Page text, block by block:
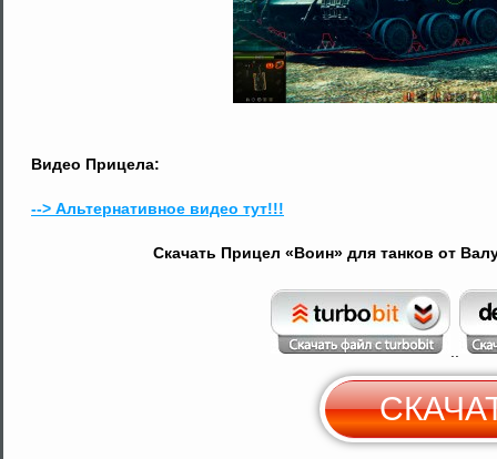
Видео Прицела:
--> Альтернативное видео тут!!!
Скачать Прицел «Воин» для танков от